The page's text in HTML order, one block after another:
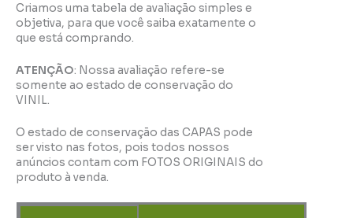
Criamos uma tabela de avaliação simples e
objetiva, para que você saiba exatamente o
que está comprando.
ATENÇÃO: Nossa avaliação refere-se
somente ao estado de conservação do
VINIL.
O estado de conservação das CAPAS pode
ser visto nas fotos, pois todos nossos
anúncios contam com FOTOS ORIGINAIS do
produto à venda.